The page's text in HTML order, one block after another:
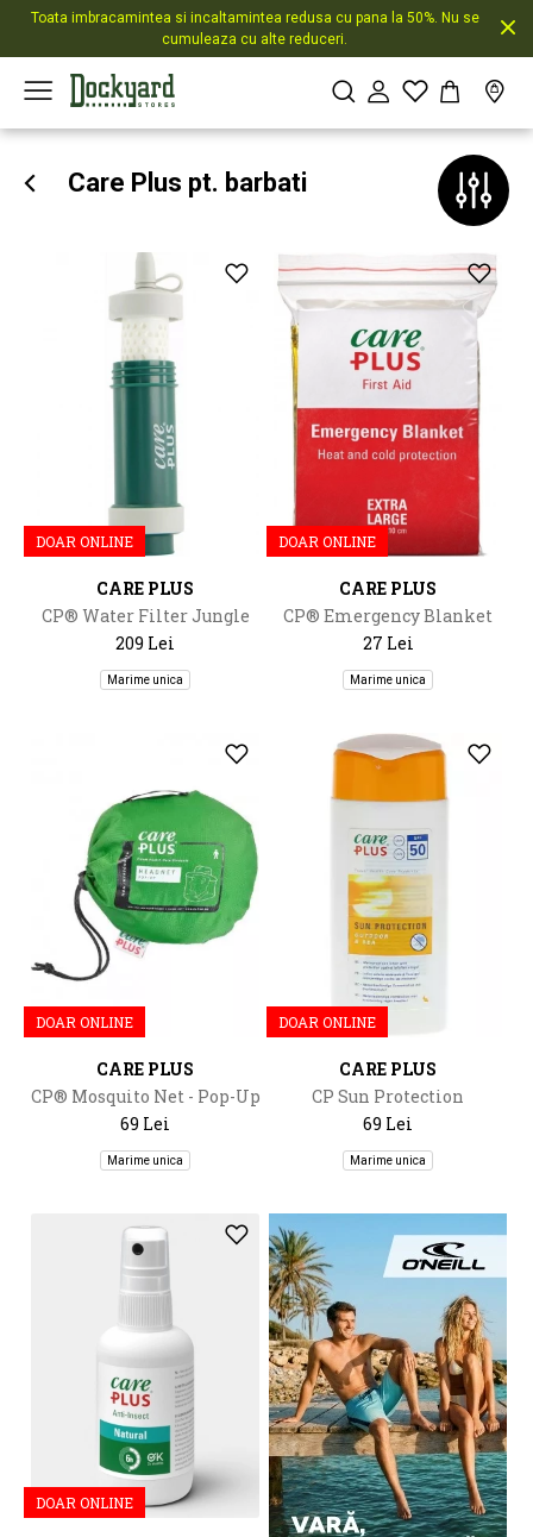
Toata imbracamintea si incaltamintea redusa cu pana la 50%. Nu se
cumuleaza cu alte reduceri.
Care Plus pt. barbati
DOAR ONLINE
CARE PLUS
CP® Water Filter Jungle
Green
209 Lei
Marime unica
DOAR ONLINE
CARE PLUS
CP® Emergency Blanket
160x210cm
27 Lei
Marime unica
DOAR ONLINE
CARE PLUS
CP® Mosquito Net - Pop-Up
Head Net
69 Lei
Marime unica
DOAR ONLINE
CARE PLUS
CP Sun Protection
Outdoor&Sea SPF50, 100ml
69 Lei
Marime unica
DOAR ONLINE